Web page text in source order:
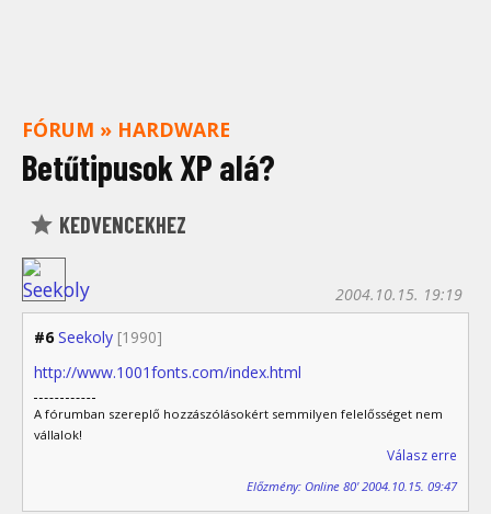
FÓRUM » HARDWARE
Betűtipusok XP alá?
KEDVENCEKHEZ
#6 Seekoly [1990]
2004.10.15. 19:19
http://www.1001fonts.com/index.html
A fórumban szereplő hozzászólásokért semmilyen felelősséget nem
vállalok!
Válasz erre
Előzmény: Online 80' 2004.10.15. 09:47